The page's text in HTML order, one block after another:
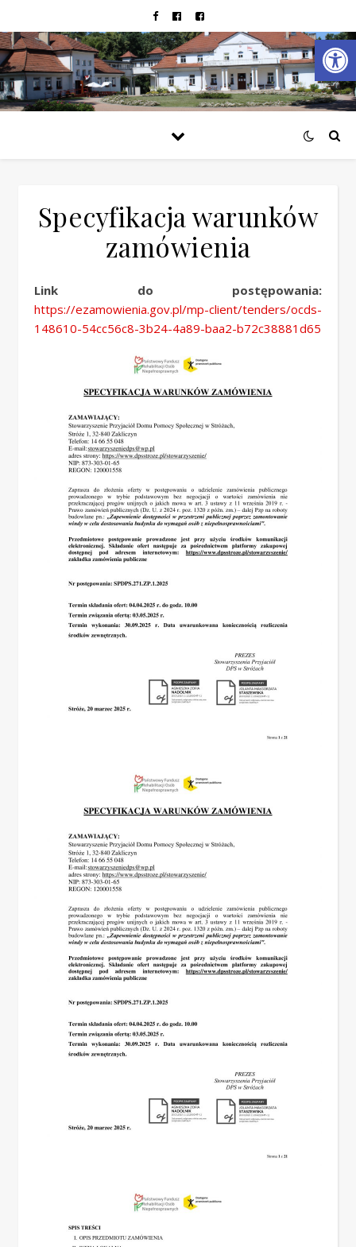
Specyfikacja warunków
zamówienia
Link do postępowania:
https://ezamowienia.gov.pl/mp-client/tenders/ocds-
148610-54cc56c8-3b24-4a89-baa2-b72c38881d65